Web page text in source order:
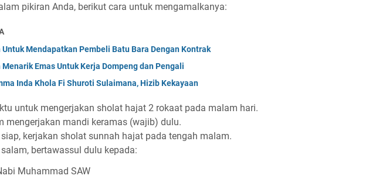
pikiran Anda, berikut cara untuk mengamalkanya:
Untuk Mendapatkan Pembeli Batu Bara Dengan Kontrak
Emas Untuk Kerja Dompeng dan Pengali
Inda Khola Fi Shuroti Sulaimana, Hizib Kekayaan
untuk mengerjakan sholat hajat 2 rokaat pada malam hari.
mengerjakan mandi keramas (wajib) dulu.
kerjakan sholat sunnah hajat pada tengah malam.
bertawassul dulu kepada:
Muhammad SAW